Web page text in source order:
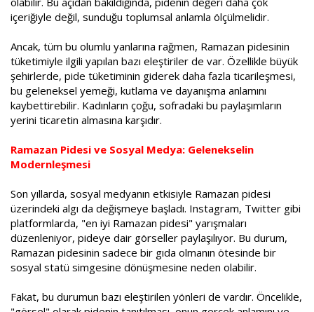
içeriğiyle değil, sunduğu toplumsal anlamla ölçülmelidir.
Ancak, tüm bu olumlu yanlarına rağmen, Ramazan pidesinin
tüketimiyle ilgili yapılan bazı eleştiriler de var. Özellikle büyük
şehirlerde, pide tüketiminin giderek daha fazla ticarileşmesi,
bu geleneksel yemeği, kutlama ve dayanışma anlamını
kaybettirebilir. Kadınların çoğu, sofradaki bu paylaşımların
yerini ticaretin almasına karşıdır.
Ramazan Pidesi ve Sosyal Medya: Gelenekselin
Modernleşmesi
Son yıllarda, sosyal medyanın etkisiyle Ramazan pidesi
üzerindeki algı da değişmeye başladı. Instagram, Twitter gibi
platformlarda, "en iyi Ramazan pidesi" yarışmaları
düzenleniyor, pideye dair görseller paylaşılıyor. Bu durum,
Ramazan pidesinin sadece bir gıda olmanın ötesinde bir
sosyal statü simgesine dönüşmesine neden olabilir.
Fakat, bu durumun bazı eleştirilen yönleri de vardır. Öncelikle,